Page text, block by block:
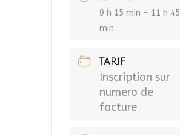
9 h 15 min - 11 h 45
min
TARIF
Inscription sur
numero de
facture